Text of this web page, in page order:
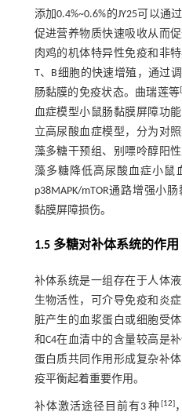
添加0.4%~0.6%的JY25可以
促进营养物质快速吸收从而
肉鸡的机体特异性免疫和非
T、B细胞的快速增殖，通过
肠黏膜的免疫状态。曲瑞莲等[
血症模型小鼠肠黏膜屏障功
立高尿酸血症模型，分为对
藻多糖干预组、别嘌呤醇阳
藻多糖降低高尿酸血症小鼠
p38MAPK/mTOR通路增强小
黏膜屏障损伤。
1.5 多糖对补体系统的作用
补体系统是一组存在于人体
生物活性，可介导免疫和炎
脏产生的血浆蛋白或细胞受
和C4在血清中的含量较高是
蛋白质共同作用形成复杂补
疫平衡起着重要作用。
补体激活途径目前有3 种 [12]